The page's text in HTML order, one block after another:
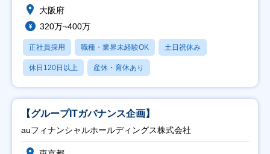
大阪府
320万~400万
正社員採用 職種・業界未経験OK 土日祝休み
休日120日以上 産休・育休あり
【グループITガバナンス企画】
auフィナンシャルホールディングス株式会社